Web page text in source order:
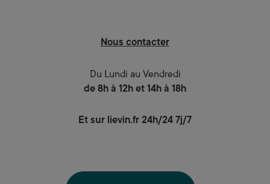
Nous contacter
Du Lundi au Vendredi
de 8h à 12h et 14h à 18h
Et sur lievin.fr 24h/24 7j/7